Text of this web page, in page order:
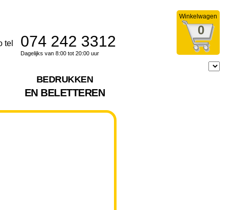
Winkelwagen
0
074 242 3312
Dagelijks van 8:00 tot 20:00 uur
BEDRUKKEN
EN BELETTEREN